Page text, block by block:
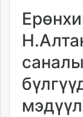
Төрийн
Нийслэлийн
dorgio.mn
Gogo.mn
caak.mn
news.mn